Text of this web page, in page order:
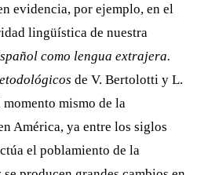
evidencia, por ejemplo, en el
lingüística de nuestra
como lengua extrajera.
de V. Bertolotti y L.
mismo de la
América, ya entre los siglos
el poblamiento de la